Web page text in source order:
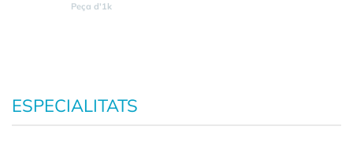
Peça d'1k
ESPECIALITATS